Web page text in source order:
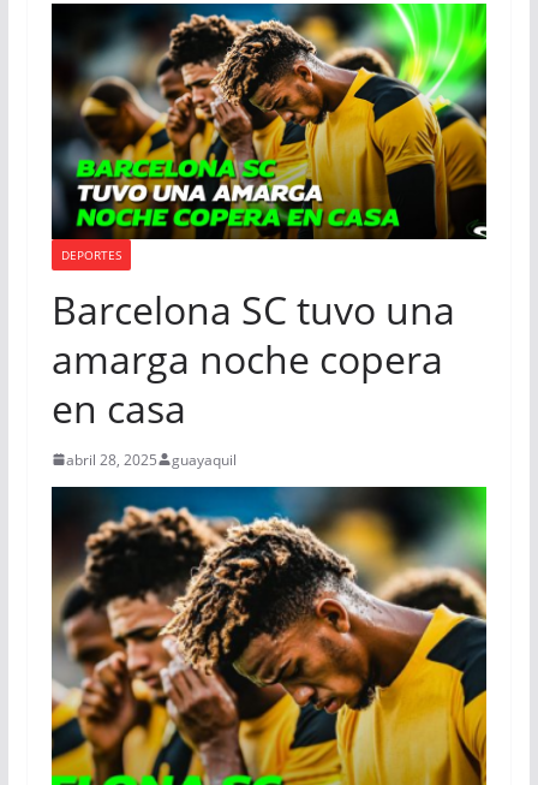
DEPORTES
Barcelona SC tuvo una
amarga noche copera
en casa
abril 28, 2025 guayaquil